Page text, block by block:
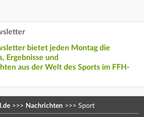
bietet jeden Montag die
Ergebnisse und
aus der Welt des Sports im FFH-
>>> Nachrichten >>> Sport